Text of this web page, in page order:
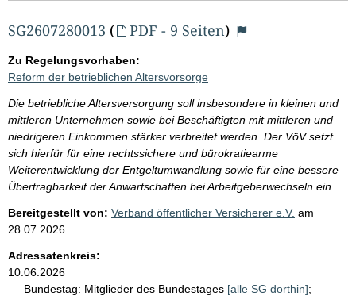
e
b
i
s
s
e
p
r
o
S
e
i
SG2607280013 ( PDF - 9 Seiten)
Zu Regelungsvorhaben:
Reform der betrieblichen Altersvorsorge
Die betriebliche Altersversorgung soll insbesondere in kleinen und
mittleren Unternehmen sowie bei Beschäftigten mit mittleren und
niedrigeren Einkommen stärker verbreitet werden. Der VöV setzt
sich hierfür für eine rechtssichere und bürokratiearme
Weiterentwicklung der Entgeltumwandlung sowie für eine bessere
Übertragbarkeit der Anwartschaften bei Arbeitgeberwechseln ein.
Bereitgestellt von: Verband öffentlicher Versicherer e.V. am
28.07.2026
Adressatenkreis:
10.06.2026
Bundestag: Mitglieder des Bundestages [alle SG dorthin];